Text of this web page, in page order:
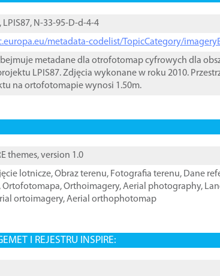
LPIS87, N-33-95-D-d-4-4
metadata-codelist/TopicCategory/
metadane dla otrofotomap cyfrowych dla
LPIS87. Zdjęcia wykonane w roku 2010.
na ortofotomapie wynosi 1.50m.
themes, version 1.0
lotnicze,Obraz terenu, Fotografia terenu, Dane
Ortofotomapa,Orthoimagery,Aerial photography,
ortoimagery,Aerial orthophotomap
I REJESTRU INSPIRE: